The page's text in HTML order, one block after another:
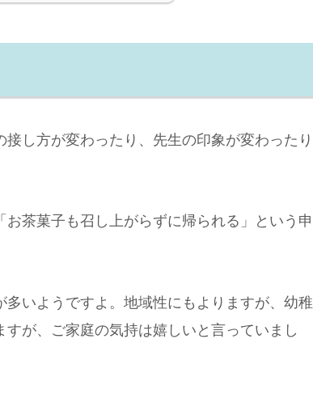
し方が変わったり、先生の印象が変わったり
茶菓子も召し上がらずに帰られる」という申
いようですよ。地域性にもよりますが、幼稚
が、ご家庭の気持は嬉しいと言っていまし